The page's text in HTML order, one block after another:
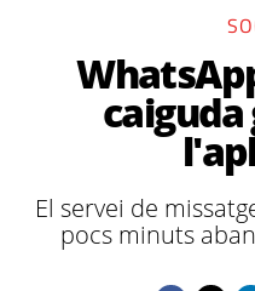
caiguda
El servei de
pocs minuts